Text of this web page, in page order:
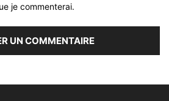
je commenterai.